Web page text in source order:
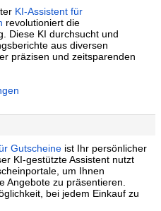
KI-Assistent für
revolutioniert die
Diese KI durchsucht und
aus diversen
präzisen und zeitsparenden
Gutscheine ist Ihr persönlicher
KI-gestützte Assistent nutzt
um Ihnen
Angebote zu präsentieren.
bei jedem Einkauf zu